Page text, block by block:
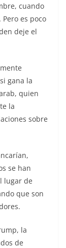
cuando
. Pero es poco
deje el
gana la
quien
la
sobre
se han
lugar de
que son
la
de